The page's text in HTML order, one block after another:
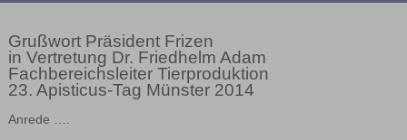
Grußwort Präsident Frizen
in Vertretung Dr. Friedhelm Adam
Fachbereichsleiter Tierproduktion
23. Apisticus-Tag Münster 2014
Anrede ….